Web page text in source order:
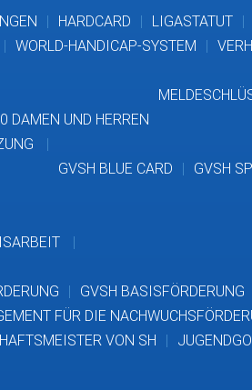
HARDCARD LIGASTATUT
WORLD-HANDICAP-SYSTEM
DAMEN UND HERREN
GVSH BLUE CARD
GVSH
GVSH BASISFÖRDERUNG
FÜR DIE
VON SH